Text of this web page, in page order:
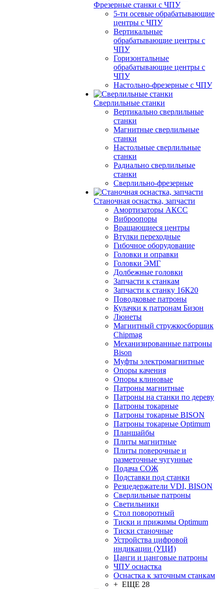
Фрезерные станки с ЧПУ
5-ти осевые обрабатывающие
центры с ЧПУ
Вертикальные
обрабатывающие центры с
ЧПУ
Горизонтальные
обрабатывающие центры с
ЧПУ
Настольно-фрезерные с ЧПУ
Сверлильные станки
Вертикально сверлильные
станки
Магнитные сверлильные
станки
Настольные сверлильные
станки
Радиально сверлильные
станки
Сверлильно-фрезерные
Станочная оснастка, запчасти
Амортизаторы АКСС
Виброопоры
Вращающиеся центры
Втулки переходные
Гибочное оборудование
Головки и оправки
Головки ЭМГ
Долбежные головки
Запчасти к станкам
Запчасти к станку 16К20
Поводковые патроны
Кулачки к патронам Бизон
Люнеты
Магнитный стружкосборщик
Chipmag
Механизированные патроны
Bison
Муфты электромагнитные
Опоры качения
Опоры клиновые
Патроны магнитные
Патроны на станки по дереву
Патроны токарные
Патроны токарные BISON
Патроны токарные Optimum
Планшайбы
Плиты магнитные
Плиты поверочные и
разметочные чугунные
Подача СОЖ
Подставки под станки
Резцедержатели VDI, BISON
Сверлильные патроны
Светильники
Стол поворотный
Тиски и прижимы Optimum
Тиски станочные
Устройства цифровой
индикации (УЦИ)
Цанги и цанговые патроны
ЧПУ оснастка
Оснастка к заточным станкам
+ ЕЩЕ 28